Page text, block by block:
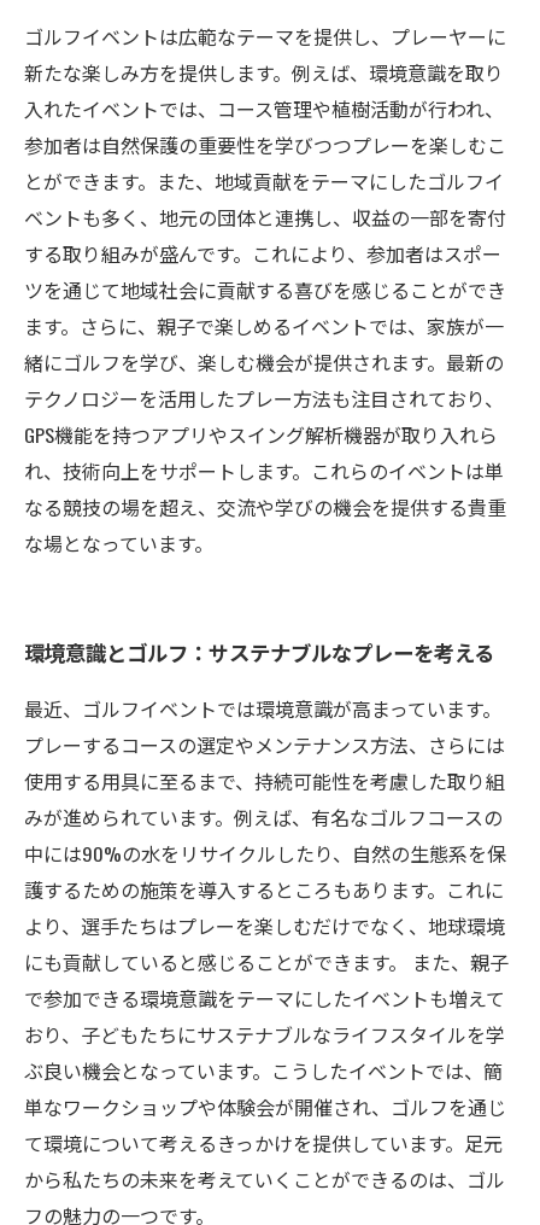
交流と学びが生まれる！ゴルフイベントの実際
の体験談
ゴルフイベントは広範なテーマを提供し、プレーヤーに
新たな楽しみ方を提供します。例えば、環境意識を取り
入れたイベントでは、コース管理や植樹活動が行われ、
参加者は自然保護の重要性を学びつつプレーを楽しむこ
とができます。また、地域貢献をテーマにしたゴルフイ
ベントも多く、地元の団体と連携し、収益の一部を寄付
する取り組みが盛んです。これにより、参加者はスポー
ツを通じて地域社会に貢献する喜びを感じることができ
ます。さらに、親子で楽しめるイベントでは、家族が一
緒にゴルフを学び、楽しむ機会が提供されます。最新の
テクノロジーを活用したプレー方法も注目されており、
GPS機能を持つアプリやスイング解析機器が取り入れら
れ、技術向上をサポートします。これらのイベントは単
なる競技の場を超え、交流や学びの機会を提供する貴重
な場となっています。
環境意識とゴルフ：サステナブルなプレーを考える
最近、ゴルフイベントでは環境意識が高まっています。
プレーするコースの選定やメンテナンス方法、さらには
使用する用具に至るまで、持続可能性を考慮した取り組
みが進められています。例えば、有名なゴルフコースの
中には90%の水をリサイクルしたり、自然の生態系を保
護するための施策を導入するところもあります。これに
より、選手たちはプレーを楽しむだけでなく、地球環境
にも貢献していると感じることができます。 また、親子
で参加できる環境意識をテーマにしたイベントも増えて
おり、子どもたちにサステナブルなライフスタイルを学
ぶ良い機会となっています。こうしたイベントでは、簡
単なワークショップや体験会が開催され、ゴルフを通じ
て環境について考えるきっかけを提供しています。足元
から私たちの未来を考えていくことができるのは、ゴル
フの魅力の一つです。